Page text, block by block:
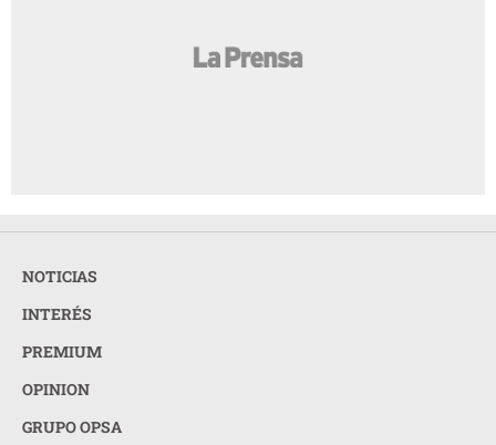
NOTICIAS
INTERÉS
PREMIUM
OPINION
GRUPO OPSA